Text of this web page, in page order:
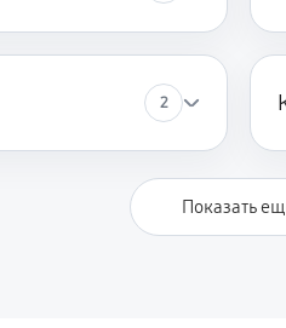
2
Показать